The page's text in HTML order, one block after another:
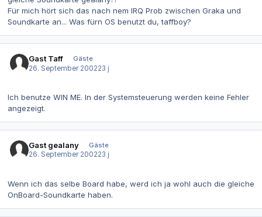
Für mich hört sich das nach nem IRQ Prob zwischen Graka und
Soundkarte an... Was fürn OS benutzt du, taffboy?
Gast Taff
Gäste
26. September 200223 j
Ich benutze WIN ME. In der Systemsteuerung werden keine Fehler
angezeigt.
Gast gealany
Gäste
26. September 200223 j
Wenn ich das selbe Board habe, werd ich ja wohl auch die gleiche
OnBoard-Soundkarte haben.